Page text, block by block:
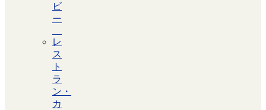
ビ
ー
レ
ス
ト
ラ
ン・
カ